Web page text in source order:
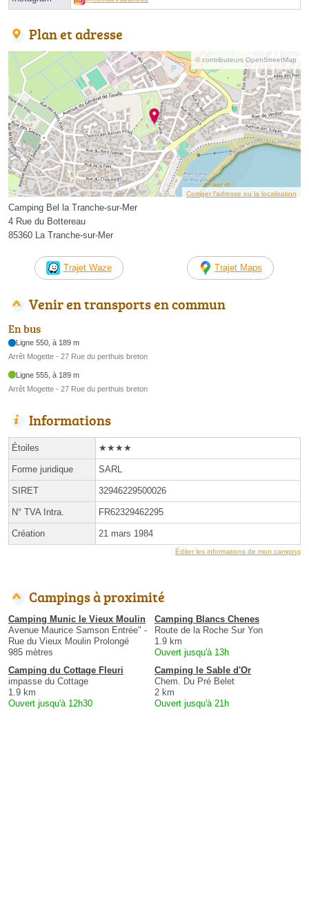
Plan et adresse
© contributeurs OpenStreetMap
Corriger l’adresse ou la localisation
Camping Bel la Tranche-sur-Mer
4 Rue du Bottereau
85360 La Tranche-sur-Mer
Trajet Waze Trajet Maps
Venir en transports en commun
En bus
Ligne 550, à 189 m
Arrêt Mogette - 27 Rue du perthuis breton
Ligne 555, à 189 m
Arrêt Mogette - 27 Rue du perthuis breton
Informations
Étoiles ★★★★
Forme juridique SARL
SIRET 32946229500026
N° TVA Intra. FR62329462295
Création 21 mars 1984
Éditer les informations de mon camping
Campings à proximité
Camping Munic le Vieux Moulin
Avenue Maurice Samson Entrée" -
Rue du Vieux Moulin Prolongé
985 mètres
Camping Blancs Chenes
Route de la Roche Sur Yon
1.9 km
Ouvert jusqu'à 13h
Camping du Cottage Fleuri
impasse du Cottage
1.9 km
Ouvert jusqu'à 12h30
Camping le Sable d'Or
Chem. Du Pré Belet
2 km
Ouvert jusqu'à 21h